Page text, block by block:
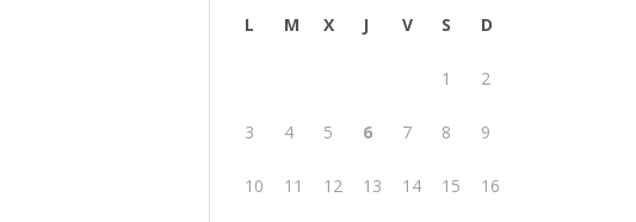
L M X J V S D
1 2
3 4 5 6 7 8 9
10 11 12 13 14 15 16